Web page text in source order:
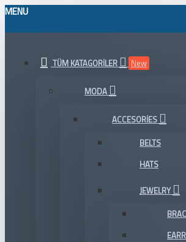
MENU
TÜM KATAGORILER New
MODA
ACCESORIES
BELTS
HATS
JEWELRY